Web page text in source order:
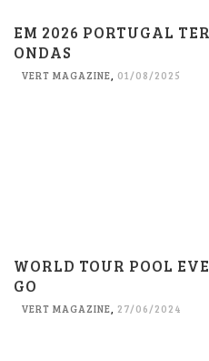
EM 2026 PORTUGAL
ONDAS
VERT MAGAZINE 01/08/2025
WORLD TOUR POOL
GO
VERT MAGAZINE 27/06/2024